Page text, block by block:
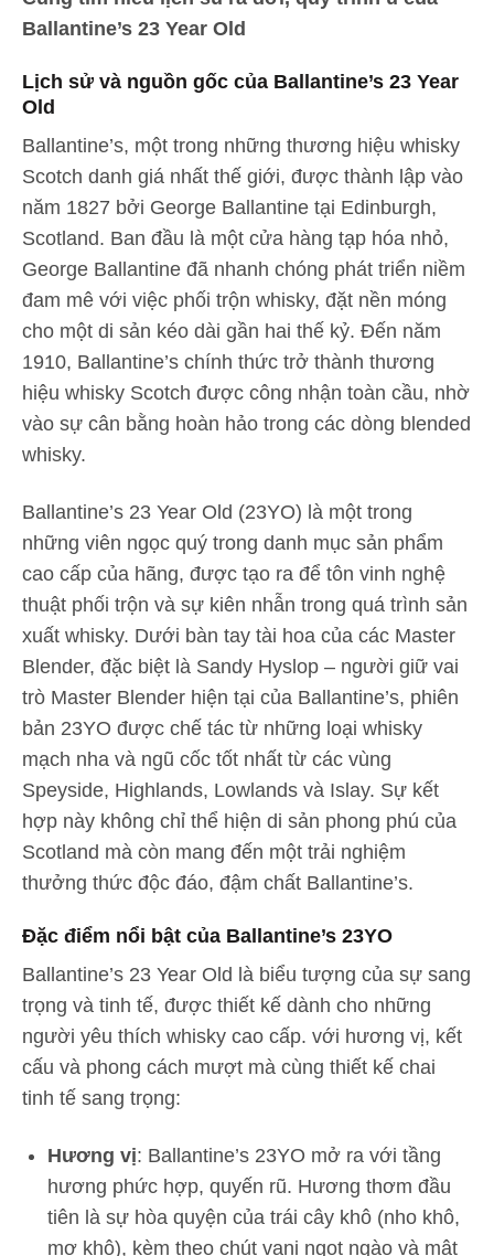
Ballantine’s 23 Year Old
Lịch sử và nguồn gốc của Ballantine’s 23 Year
Old
Ballantine’s, một trong những thương hiệu whisky
Scotch danh giá nhất thế giới, được thành lập vào
năm 1827 bởi George Ballantine tại Edinburgh,
Scotland. Ban đầu là một cửa hàng tạp hóa nhỏ,
George Ballantine đã nhanh chóng phát triển niềm
đam mê với việc phối trộn whisky, đặt nền móng
cho một di sản kéo dài gần hai thế kỷ. Đến năm
1910, Ballantine’s chính thức trở thành thương
hiệu whisky Scotch được công nhận toàn cầu, nhờ
vào sự cân bằng hoàn hảo trong các dòng blended
whisky.
Ballantine’s 23 Year Old (23YO) là một trong
những viên ngọc quý trong danh mục sản phẩm
cao cấp của hãng, được tạo ra để tôn vinh nghệ
thuật phối trộn và sự kiên nhẫn trong quá trình sản
xuất whisky. Dưới bàn tay tài hoa của các Master
Blender, đặc biệt là Sandy Hyslop – người giữ vai
trò Master Blender hiện tại của Ballantine’s, phiên
bản 23YO được chế tác từ những loại whisky
mạch nha và ngũ cốc tốt nhất từ các vùng
Speyside, Highlands, Lowlands và Islay. Sự kết
hợp này không chỉ thể hiện di sản phong phú của
Scotland mà còn mang đến một trải nghiệm
thưởng thức độc đáo, đậm chất Ballantine’s.
Đặc điểm nổi bật của Ballantine’s 23YO
Ballantine’s 23 Year Old là biểu tượng của sự sang
trọng và tinh tế, được thiết kế dành cho những
người yêu thích whisky cao cấp. với hương vị, kết
cấu và phong cách mượt mà cùng thiết kế chai
tinh tế sang trọng:
Hương vị: Ballantine’s 23YO mở ra với tầng
hương phức hợp, quyến rũ. Hương thơm đầu
tiên là sự hòa quyện của trái cây khô (nho khô,
mơ khô), kèm theo chút vani ngọt ngào và mật